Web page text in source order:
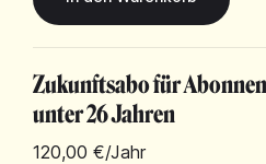
Zukunftsabo für
unter 26 Jahren
120,00 €/Jahr